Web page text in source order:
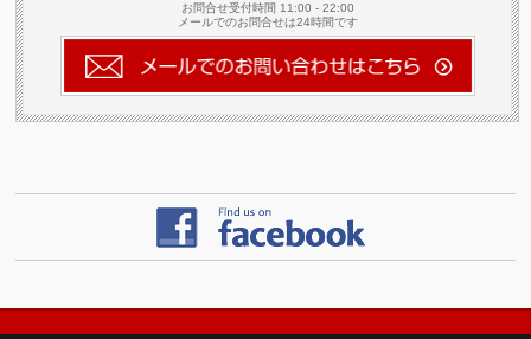
お問合せ受付時間 11:00 - 22:00
メールでのお問合せは24時間です